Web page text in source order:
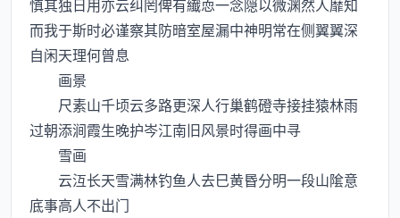
慎其独日用亦云纠罔俾有纎恧一念隠以微渊然人靡知
而我于斯时必谨察其防暗室屋漏中神明常在侧翼翼深
自闲天理何曾息
画景
尺素山千顷云多路更深人行巢鹤磴寺接挂猿林雨
过朝添涧霞生晚护岑江南旧风景时得画中寻
雪画
云沍长天雪满林钓鱼人去巳黄昬分明一段山隂意
底事高人不出门